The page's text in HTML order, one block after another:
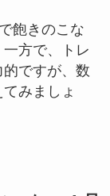
飽きのこな
方で、トレ
ですが、数
みましょ